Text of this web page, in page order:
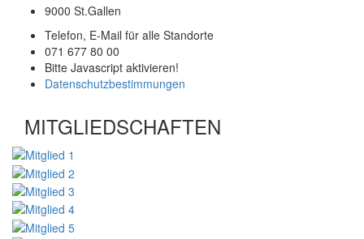
9000 St.Gallen
Telefon, E-Mail für alle Standorte
071 677 80 00
Bitte Javascript aktivieren!
Datenschutzbestimmungen
MITGLIEDSCHAFTEN